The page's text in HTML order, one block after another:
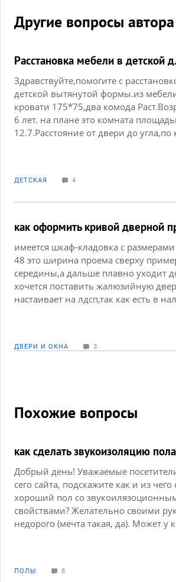
Другие вопросы автора
Расстановка мебели в детской
Здравствуйте,помогите с
детской вытянутой формы.из
кровати 175*75,два комода
6 лет. на плане это комната
12.7.Расстояние от двери до угла,по
ДЕТСКАЯ 4
как оформить кривой дверной
имеется шкаф-кладовка с
48 это ширина проема сверху
середины,а дальше плавно уходит
хочется поставить жалюзийную
настаивает на лдсп,так как есть в
ДВЕРИ И ОКНА 3
Похожие вопросы
как сделать звукоизоляцию
Добрый день! Уважаемые
сего сайта, подскажите как и из чего
хороший пол со
свойствами? Желательно своими
недорого (мечта такая, да). Может у
Надоело по утрам в выходные
ПОЛЫ 8